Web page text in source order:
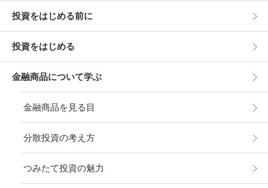
投資をはじめる前に
投資をはじめる
金融商品について学ぶ
金融商品を見る目
分散投資の考え方
つみたて投資の魅力